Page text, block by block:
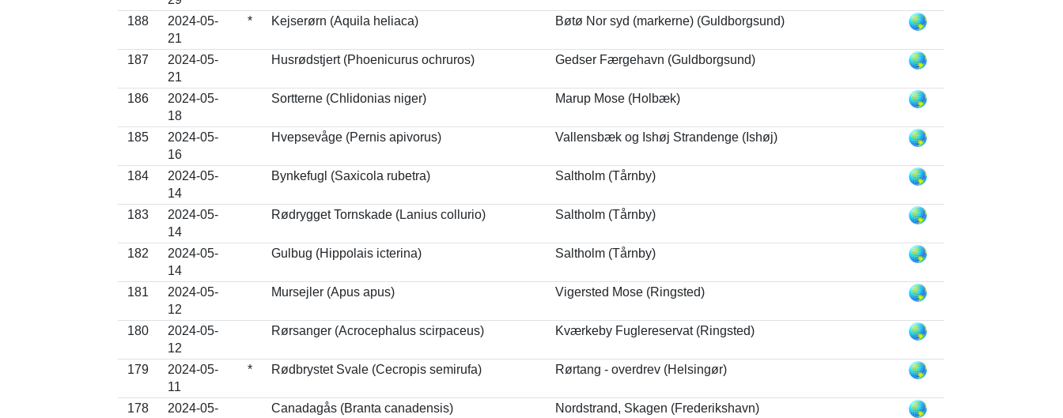
188
2024-05-
21
* Kejserørn (Aquila heliaca) Bøtø Nor syd (markerne) (Guldborgsund)
187
2024-05-
21
Husrødstjert (Phoenicurus ochruros) Gedser Færgehavn (Guldborgsund)
186
2024-05-
18
Sortterne (Chlidonias niger) Marup Mose (Holbæk)
185
2024-05-
16
Hvepsevåge (Pernis apivorus) Vallensbæk og Ishøj Strandenge (Ishøj)
184
2024-05-
14
Bynkefugl (Saxicola rubetra) Saltholm (Tårnby)
183
2024-05-
14
Rødrygget Tornskade (Lanius collurio) Saltholm (Tårnby)
182
2024-05-
14
Gulbug (Hippolais icterina) Saltholm (Tårnby)
181
2024-05-
12
Mursejler (Apus apus) Vigersted Mose (Ringsted)
180
2024-05-
12
Rørsanger (Acrocephalus scirpaceus) Kværkeby Fuglereservat (Ringsted)
179
2024-05-
11
* Rødbrystet Svale (Cecropis semirufa) Rørtang - overdrev (Helsingør)
178
2024-05-
Canadagås (Branta canadensis) Nordstrand, Skagen (Frederikshavn)